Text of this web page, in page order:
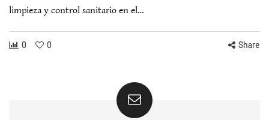
limpieza y control sanitario en el…
0 0 Share